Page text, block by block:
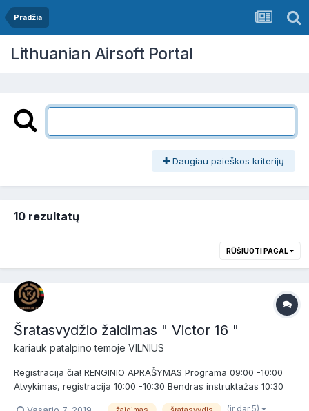
Pradžia
Lithuanian Airsoft Portal
Daugiau paieškos kriterijų
10 rezultatų
RŪŠIUOTI PAGAL
Šratasvydžio žaidimas " Victor 16 "
kariauk patalpino temoje VILNIUS
Registracija čia! RENGINIO APRAŠYMAS Programa 09:00 -10:00
Atvykimas, registracija 10:00 -10:30 Bendras instruktažas 10:30
(ir dar 5)